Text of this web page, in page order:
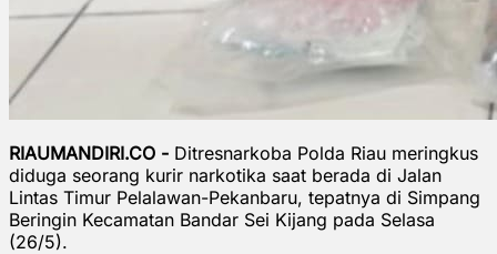
RIAUMANDIRI.CO - Ditresnarkoba Polda Riau meringkus
diduga seorang kurir narkotika saat berada di Jalan
Lintas Timur Pelalawan-Pekanbaru, tepatnya di Simpang
Beringin Kecamatan Bandar Sei Kijang pada Selasa
(26/5).